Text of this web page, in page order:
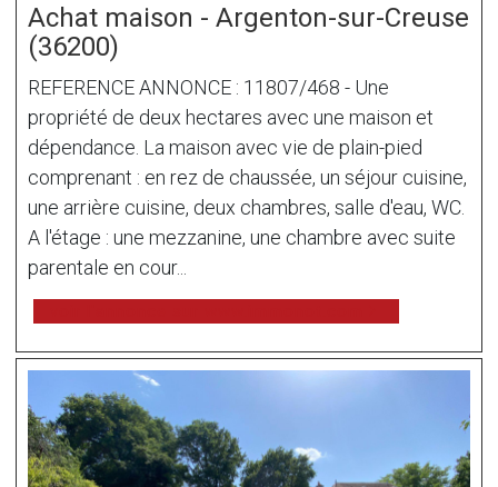
Achat maison - Argenton-sur-Creuse
(36200)
REFERENCE ANNONCE : 11807/468 - Une
propriété de deux hectares avec une maison et
dépendance. La maison avec vie de plain-pied
comprenant : en rez de chaussée, un séjour cuisine,
une arrière cuisine, deux chambres, salle d'eau, WC.
A l'étage : une mezzanine, une chambre avec suite
parentale en cour...